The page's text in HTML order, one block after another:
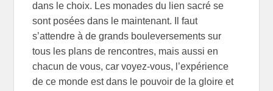
dans le choix. Les monades du lien sacré se
sont posées dans le maintenant. Il faut
s’attendre à de grands bouleversements sur
tous les plans de rencontres, mais aussi en
chacun de vous, car voyez-vous, l’expérience
de ce monde est dans le pouvoir de la gloire et